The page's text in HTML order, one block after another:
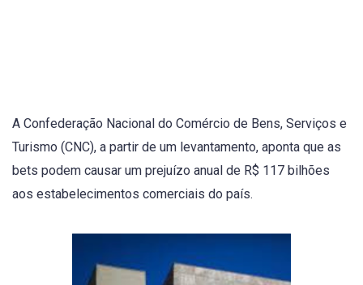
A Confederação Nacional do Comércio de Bens, Serviços e
Turismo (CNC), a partir de um levantamento, aponta que as
bets podem causar um prejuízo anual de R$ 117 bilhões
aos estabelecimentos comerciais do país.